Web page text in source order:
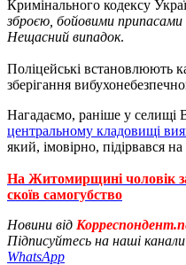
Кримінального кодексу
зброєю, бойовими
Нещасний випадок.
Поліцейські встановлюють
зберігання
Нагадаємо, раніше у селищі
центральному кладовищі
який, імовірно, підірвався
На Житомирщині чоловік
скоїв самогубство
Новини від
Підписуйтесь на наші канали
WhatsApp